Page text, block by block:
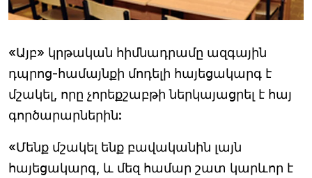
«Այբ» կրթական հիմնադրամը ազգային
դպրոց-համայնքի մոդելի հայեցակարգ է
մշակել, որը չորեքշաբթի ներկայացրել է հայ
գործարարներին:
«Մենք մշակել ենք բավականին լայն
հայեցակարգ, և մեզ համար շատ կարևոր է